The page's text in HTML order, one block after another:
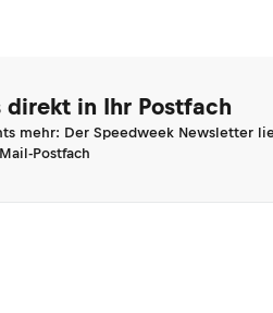
in Ihr Postfach
mehr: Der Speedweek Newsletter
Postfach